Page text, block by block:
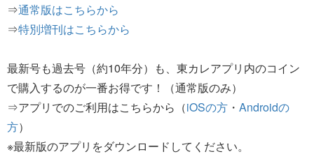
⇒通常版はこちらから
⇒特別増刊はこちらから
最新号も過去号（約10年分）も、東カレアプリ内のコイン
で購入するのが一番お得です！（通常版のみ）
⇒アプリでのご利用はこちらから（iOSの方 ・ Androidの
方）
※最新版のアプリをダウンロードしてください。